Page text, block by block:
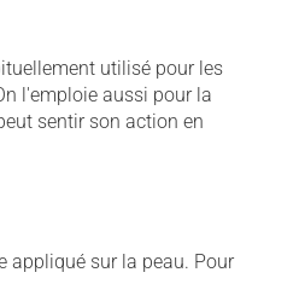
utilisé pour les
l'emploie aussi pour la
sentir son action en
appliqué sur la peau. Pour